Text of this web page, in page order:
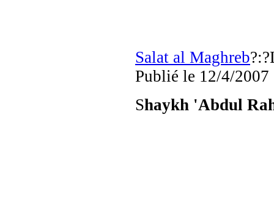
Salat al Maghreb
Publié le 12/4/2007
Shaykh 'Abdul